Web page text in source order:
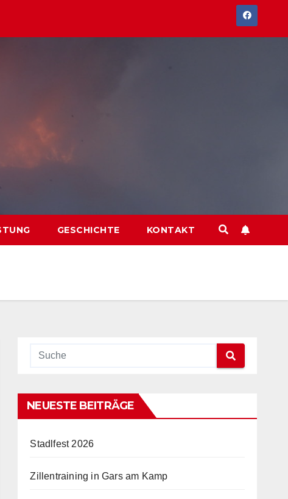
GESCHICHTE KONTAKT
NEUESTE BEITRÄGE
Stadlfest 2026
Zillentraining in Gars am Kamp